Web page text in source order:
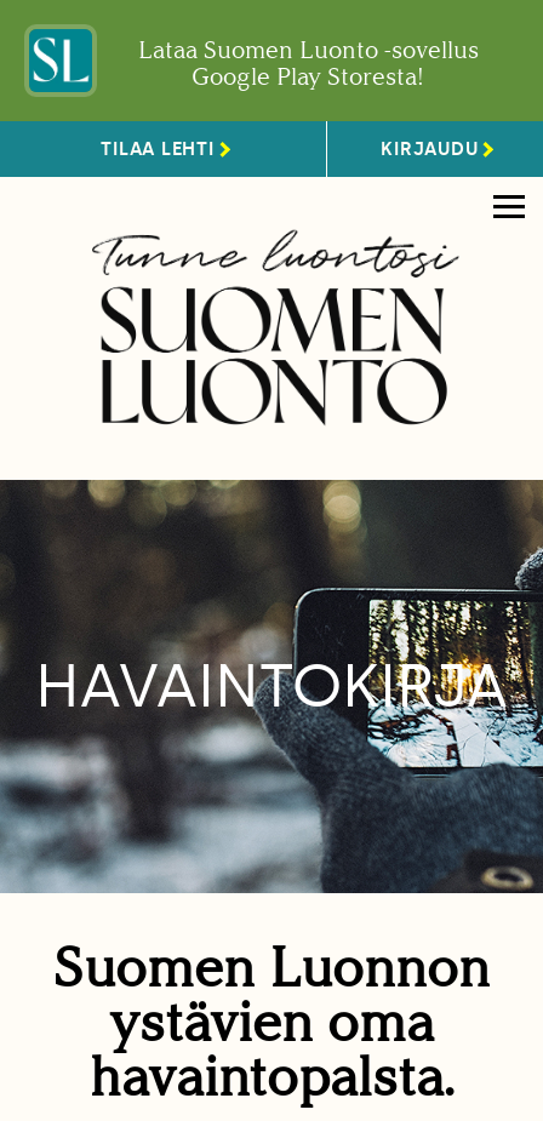
Lataa Suomen Luonto -sovellus
Google Play Storesta!
TILAA LEHTI KIRJAUDU
HAVAINTOKIRJA
Suomen Luonnon
ystävien oma
havaintopalsta.